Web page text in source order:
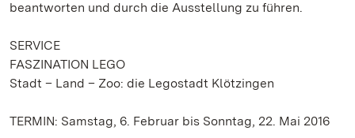
beantworten und durch die Ausstellung zu führen.
SERVICE
FASZINATION LEGO
Stadt – Land – Zoo: die Legostadt Klötzingen
TERMIN: Samstag, 6. Februar bis Sonntag, 22. Mai 2016